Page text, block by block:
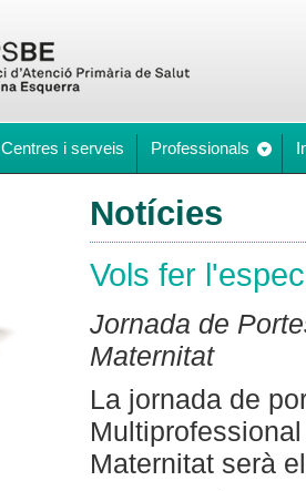
Centres i serveis Professionals
Notícies
Vols fer
Jornada de
Maternitat
La jornada de
Maternitat serà